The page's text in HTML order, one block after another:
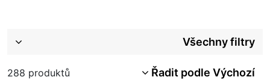
Všechny filtry
288 produktů Řadit podle Výchozí